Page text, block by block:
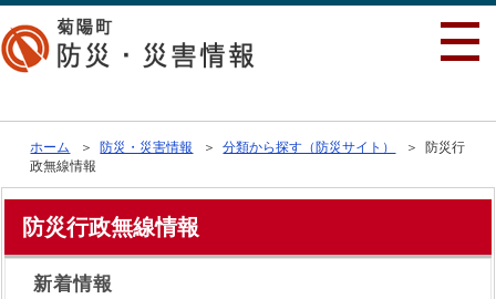
ホーム ＞ 防災・災害情報 ＞分類から探す（防災サイト）
＞ 防災行
政無線情報
防災行政無線情報
新着情報